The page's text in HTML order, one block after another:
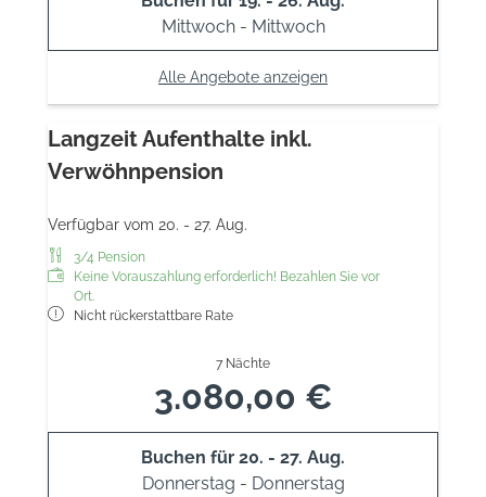
Mittwoch - Mittwoch
Alle Angebote anzeigen
Langzeit Aufenthalte inkl.
Verwöhnpension
Verfügbar vom 20. - 27. Aug.
3/4 Pension
Keine Vorauszahlung erforderlich! Bezahlen Sie vor
Ort.
Nicht rückerstattbare Rate
7 Nächte
3.080,00 €
Buchen für 20. - 27. Aug.
Donnerstag - Donnerstag